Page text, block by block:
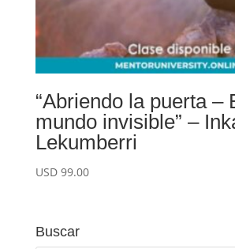
“Abriendo la puerta –
mundo invisible” –
Lekumberri
USD 99.00
Buscar